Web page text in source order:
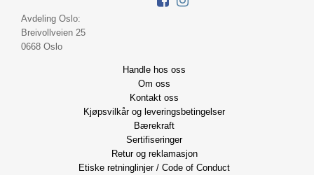
Avdeling Oslo:
Breivollveien 25
0668 Oslo
Handle hos oss
Om oss
Kontakt oss
Kjøpsvilkår og leveringsbetingelser
Bærekraft
Sertifiseringer
Retur og reklamasjon
Etiske retninglinjer / Code of Conduct